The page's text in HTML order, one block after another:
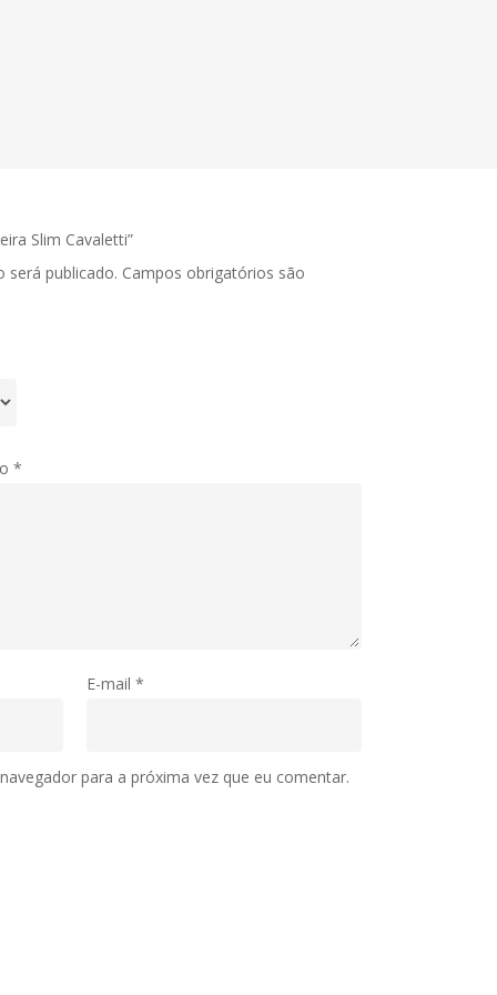
Slim Cavaletti”
será publicado. Campos obrigatórios são
*
E-mail *
para a próxima vez que eu comentar.